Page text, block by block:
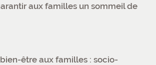
aux familles un sommeil de
être aux familles : socio-